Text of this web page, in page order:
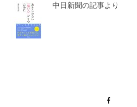
中日新聞の記事より